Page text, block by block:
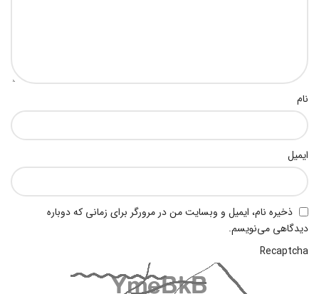
نام
ایمیل
ذخیره نام، ایمیل و وبسایت من در مرورگر برای زمانی که دوباره
دیدگاهی می‌نویسم.
Recaptcha